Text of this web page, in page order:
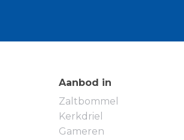
met leuk uitzicht over de
begroeid. Daarnaast
praktische achterom.
Aanbod in
Zaltbommel
Kerkdriel
Gameren